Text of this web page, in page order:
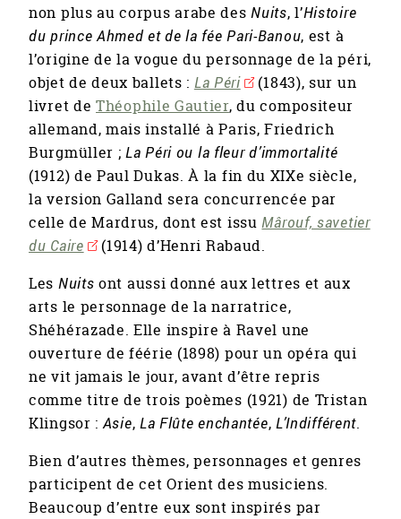
non plus au corpus arabe desNuits, l’Histoire
du prince Ahmed et de la fée Pari-Banou, est à
l’origine de la vogue du personnage de la péri,
objet de deux ballets : La Péri
(1843), sur un
livret de Théophile Gautier, du compositeur
allemand, mais installé à Paris, Friedrich
Burgmüller ;La Péri ou la fleur d’immortalité
(1912) de Paul Dukas. À la fin du XIXe siècle,
la version Galland sera concurrencée par
celle de Mardrus, dont est issuMârouf, savetier
du Caire
(1914) d’Henri Rabaud.
Les Nuits ont aussi donné aux lettres et aux
arts le personnage de la narratrice,
Shéhérazade. Elle inspire à Ravel une
ouverture de féérie (1898) pour un opéra qui
ne vit jamais le jour, avant d’être repris
comme titre de trois poèmes (1921) de Tristan
Klingsor :Asie, La Flûte enchantée, L’Indifférent.
Bien d’autres thèmes, personnages et genres
participent de cet Orient des musiciens.
Beaucoup d’entre eux sont inspirés par